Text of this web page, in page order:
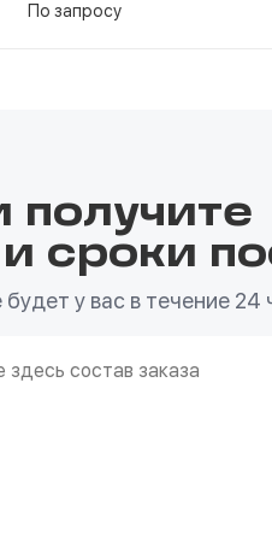
По запросу
получите
сроки
у вас в течение 24